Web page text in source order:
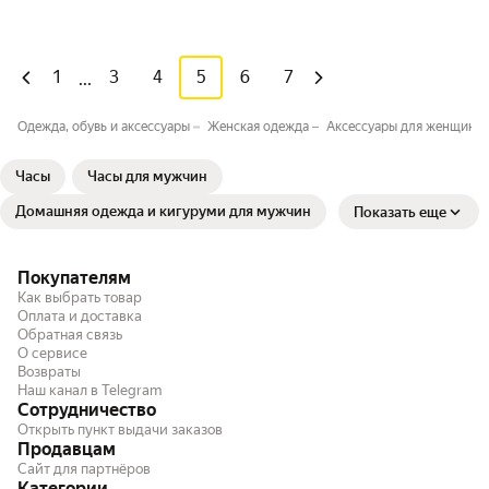
1 ... 3 4 5 6 7
Одежда, обувь и аксессуары Женская одежда Аксессуары для женщин
Часы Часы для мужчин
Домашняя одежда и кигуруми для мужчин Показать еще
Покупателям
Как выбрать товар
Оплата и доставка
Обратная связь
О сервисе
Возвраты
Наш канал в Telegram
Сотрудничество
Открыть пункт выдачи заказов
Продавцам
Сайт для партнёров